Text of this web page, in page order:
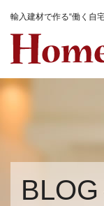
輸入建材で作る“働く自
BLOG